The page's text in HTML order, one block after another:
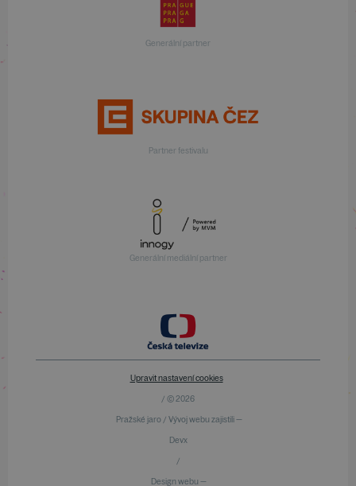
Generální partner
Partner festivalu
Generální mediální partner
Upravit nastavení cookies
/ © 2026
Pražské jaro / Vývoj webu zajistili —
Devx
/
Design webu —